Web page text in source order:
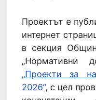
Проектът е
интернет
в секция
„Нормативни
„Проекти за
2026“, с цел